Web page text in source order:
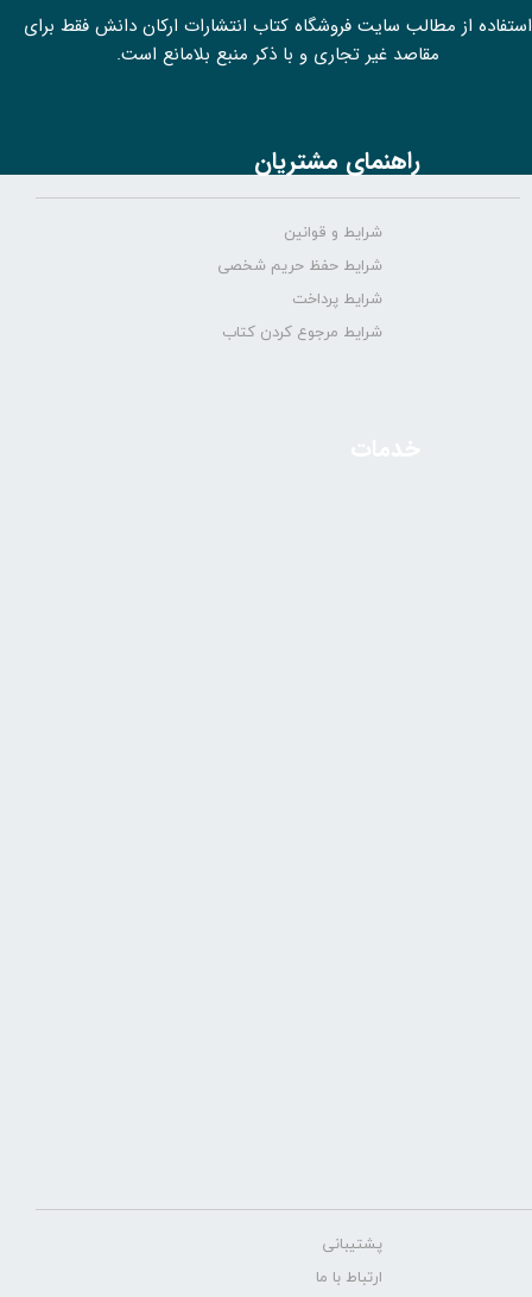
استفاده از مطالب سايت فروشگاه کتاب انتشارات ارکان دانش فقط برای
مقاصد غیر تجاری و با ذکر منبع بلامانع است.
راهنمای مشتریان
شرایط و قوانین
شرایط حفظ حریم شخصی
شرایط پرداخت
شرایط مرجوع کردن کتاب
پشتیبانی
ارتباط با ما